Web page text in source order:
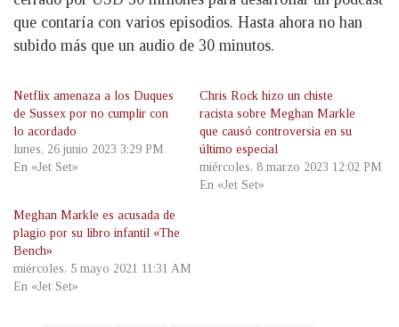
que contaría con varios episodios. Hasta ahora no han
subido más que un audio de 30 minutos.
Netflix amenaza a los Duques
de Sussex por no cumplir con
lo acordado
lunes, 26 junio 2023 3:29 PM
En «Jet Set»
Chris Rock hizo un chiste
racista sobre Meghan Markle
que causó controversia en su
último especial
miércoles, 8 marzo 2023 12:02 PM
En «Jet Set»
Meghan Markle es acusada de
plagio por su libro infantil «The
Bench»
miércoles, 5 mayo 2021 11:31 AM
En «Jet Set»